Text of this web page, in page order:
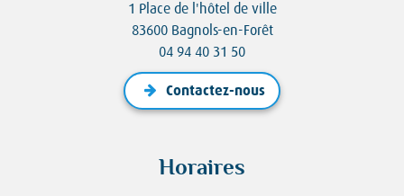
1 Place de l'hôtel de ville
83600 Bagnols-en-Forêt
04 94 40 31 50
Contactez-nous
Horaires